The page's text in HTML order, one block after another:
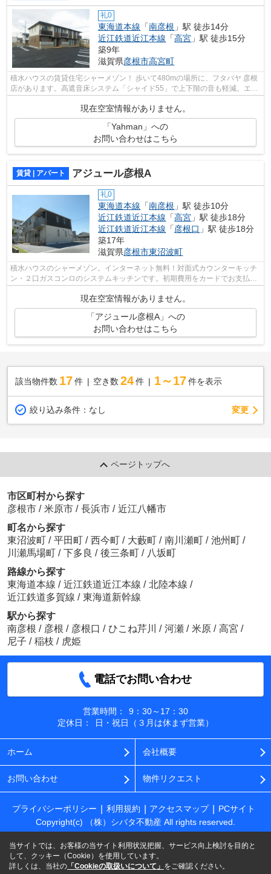
礼0
東海道本線 「南彦根 」駅 徒歩14分
近江鉄道近江本線 「高宮 」駅 徒歩15分
築9年
滋賀県彦根市高宮町
積水ハウスの賃貸住宅シャーメゾン！ 歩いて480mの場所に、フタバヤ 彦根
店があります。高遮音床システム「シャイド55」で上下階の音も軽減。エア
コンや追炊き・自動給湯・浴室乾燥機...
現在空室情報がありません。
「Yahman」への
お問い合わせはこちら
賃貸 | アパート アジュール彦根A
礼0
東海道本線 「南彦根 」駅 徒歩10分
近江鉄道近江本線 「高宮 」駅 徒歩18分
近江鉄道近江本線 「彦根口 」駅 徒歩18分
築17年
滋賀県彦根市東沼波町
積水ハウスのシャーメゾン。インターネット無料！対面式カウンターキッチ
ン・２口ガスコンロのシステムキッチンです。初期費用をカードでお支払い
現在空室情報がありません。
「アジュール彦根A」への
お問い合わせはこちら
該当物件数 17件 空き数 24 件 1～17 件を表示
絞り込み条件： なし 変更
ページトップへ
市区町村から探す
彦根市 / 米原市 / 長浜市 / 近江八幡市
町名から探す
東沼波町 / 平田町 / 西今町 / 大藪町 / 南川瀬町 / 池州町 /
川瀬馬場町 / 下多良 / 後三条町 / 八坂町
路線から探す
東海道本線 / 近江鉄道近江本線 / 北陸本線 /
近江鉄道多賀線 / 東海道新幹線
駅から探す
南彦根 / 彦根 / 彦根口 / ひこね芹川 / 河瀬 / 米原 / 高宮 /
尼子 / 稲枝 / 虎姫
電話でお問い合わせ
営業時間：
9：30～17：30
定休日：
日・祝日（３月は休まず営業）
ホーム 会社概要
お問い合わせ 物件リクエスト
プライバシーポリシー 利用規約 アクセスマップ
PCサイト
Copyright(c) （株）シバタ不動産 All rights reserved.
当サイトでは、お客様の当サイト利用状況把握、サービス向上検討を目的と
して、クッキー（Cookie）を使用しています。
詳しくは、当社の 「Cookieの取扱いについて」 をご確認ください。